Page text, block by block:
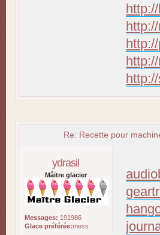
Re: Recette pour
ydrasil
Mâitre glacier
Messages: 191986
Glace préférée:mess